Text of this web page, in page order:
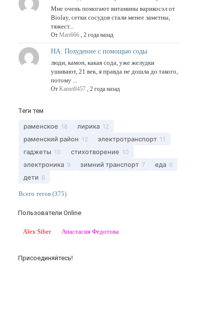
Мне очень помогают витамины варикосэл от
Biolay, сетки сосудов стали менее заметны,
тяжест...
ОтMari666 ,2 года назад
НА: Похудение с помощью соды
люди, камон, какая сода, уже желудки
ушивают, 21 век, я правда не дошла до такого,
потому ...
ОтKamrt8457 ,2 года назад
Теги тем
раменское 18 лирика 12
раменский район 12 электротранспорт 11
гаджеты 10 стихотворение 10
электроника 9 зимний транспорт 7 еда 6
дети 6
Всего тегов (375)
Пользователи Online
Alex Siber Анастасия Федотова
Присоединяйтесь!